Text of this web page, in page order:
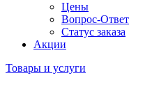
Цены
Вопрос-Ответ
Статус заказа
Акции
Товары и услуги